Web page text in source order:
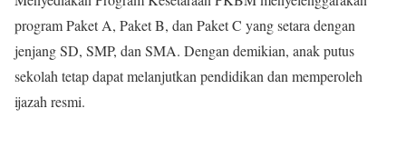
program Paket A, Paket B, dan Paket C yang setara dengan
jenjang SD, SMP, dan SMA. Dengan demikian, anak putus
sekolah tetap dapat melanjutkan pendidikan dan memperoleh
ijazah resmi.